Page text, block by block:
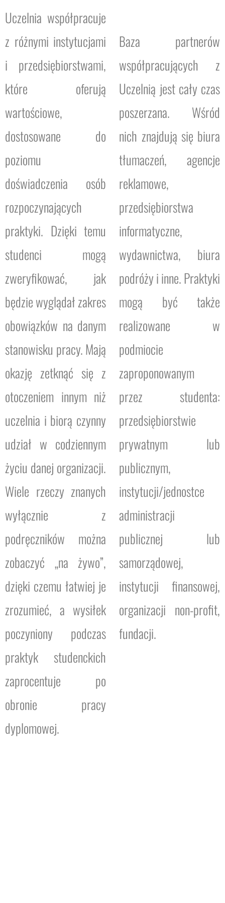
Uczelnia współpracuje
z różnymi instytucjami
i przedsiębiorstwami,
które oferują
wartościowe,
dostosowane do
poziomu
doświadczenia osób
rozpoczynających
praktyki. Dzięki temu
studenci mogą
zweryfikować, jak
będzie wyglądał zakres
obowiązków na danym
stanowisku pracy. Mają
okazję zetknąć się z
otoczeniem innym niż
uczelnia i biorą czynny
udział w codziennym
życiu danej organizacji.
Wiele rzeczy znanych
wyłącznie z
podręczników można
zobaczyć „na żywo”,
dzięki czemu łatwiej je
zrozumieć, a wysiłek
poczyniony podczas
praktyk studenckich
zaprocentuje po
obronie pracy
dyplomowej.
Baza partnerów
współpracujących z
Uczelnią jest cały czas
poszerzana. Wśród
nich znajdują się biura
tłumaczeń, agencje
reklamowe,
przedsiębiorstwa
informatyczne,
wydawnictwa, biura
podróży i inne. Praktyki
mogą być także
realizowane w
podmiocie
zaproponowanym
przez studenta:
przedsiębiorstwie
prywatnym lub
publicznym,
instytucji/jednostce
administracji
publicznej lub
samorządowej,
instytucji finansowej,
organizacji non-profit,
fundacji.